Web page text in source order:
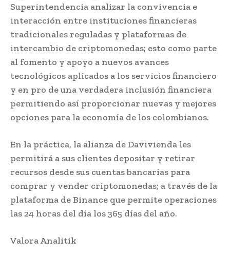
Superintendencia analizar la convivencia e
interacción entre instituciones financieras
tradicionales reguladas y plataformas de
intercambio de criptomonedas; esto como parte
al fomento y apoyo a nuevos avances
tecnológicos aplicados a los servicios financiero
y en pro de una verdadera inclusión financiera
permitiendo así proporcionar nuevas y mejores
opciones para la economía de los colombianos.
En la práctica, la alianza de Davivienda les
permitirá a sus clientes depositar y retirar
recursos desde sus cuentas bancarias para
comprar y vender criptomonedas; a través de la
plataforma de Binance que permite operaciones
las 24 horas del día los 365 días del año.
Valora Analitik